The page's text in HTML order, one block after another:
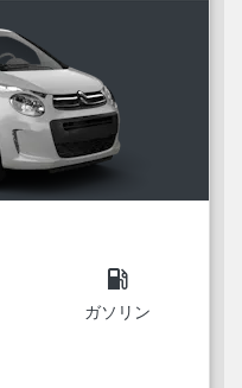
local_gas_station
ガソリン